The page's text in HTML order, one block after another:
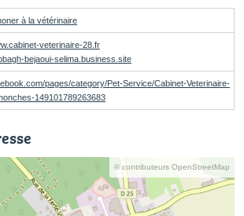
à la vétérinaire
veterinaire-28.fr
bejaoui-selima.business.site
pages/category/Pet-Service/Cabinet-Veterinaire-
149101789263683
© contributeurs OpenStreetMap